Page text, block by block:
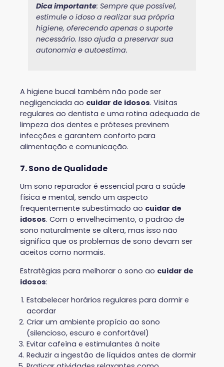
Dica importante: Sempre que possível,
estimule o idoso a realizar sua própria
higiene, oferecendo apenas o suporte
necessário. Isso ajuda a preservar sua
autonomia e autoestima.
A higiene bucal também não pode ser
negligenciada ao cuidar de idosos. Visitas
regulares ao dentista e uma rotina adequada de
limpeza dos dentes e próteses previnem
infecções e garantem conforto para
alimentação e comunicação.
7. Sono de Qualidade
Um sono reparador é essencial para a saúde
física e mental, sendo um aspecto
frequentemente subestimado ao cuidar de
idosos. Com o envelhecimento, o padrão de
sono naturalmente se altera, mas isso não
significa que os problemas de sono devam ser
aceitos como normais.
Estratégias para melhorar o sono ao cuidar de
idosos:
Estabelecer horários regulares para dormir e
acordar
Criar um ambiente propício ao sono
(silencioso, escuro e confortável)
Evitar cafeína e estimulantes à noite
Reduzir a ingestão de líquidos antes de dormir